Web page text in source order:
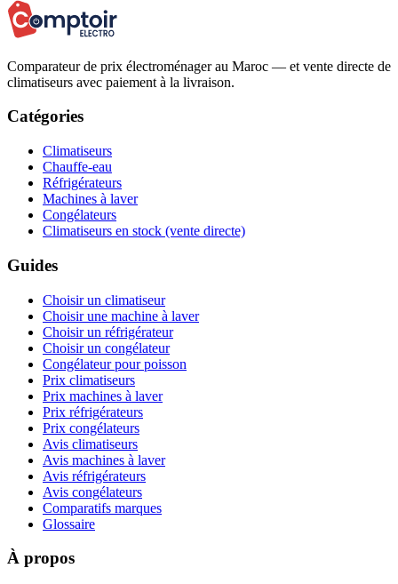
Comparateur de prix électroménager au Maroc — et vente directe de
climatiseurs avec paiement à la livraison.
Catégories
Climatiseurs
Chauffe-eau
Réfrigérateurs
Machines à laver
Congélateurs
Climatiseurs en stock (vente directe)
Guides
Choisir un climatiseur
Choisir une machine à laver
Choisir un réfrigérateur
Choisir un congélateur
Congélateur pour poisson
Prix climatiseurs
Prix machines à laver
Prix réfrigérateurs
Prix congélateurs
Avis climatiseurs
Avis machines à laver
Avis réfrigérateurs
Avis congélateurs
Comparatifs marques
Glossaire
À propos